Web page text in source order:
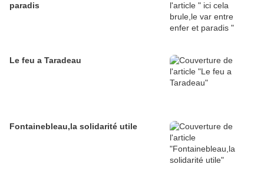
paradis
Le feu a Taradeau
Fontainebleau,la solidarité utile